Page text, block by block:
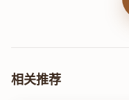
相关推荐